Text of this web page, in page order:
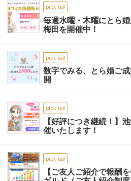
pick up!
毎週水曜・木曜にとら
梅田を開催中！
pick up!
数字でみる、とら婚ご
開
pick up!
【好評につき継続！】
催いたします！
pick up!
【ご友人ご紹介で報酬